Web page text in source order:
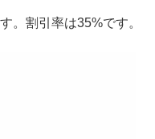
。割引率は35%です。